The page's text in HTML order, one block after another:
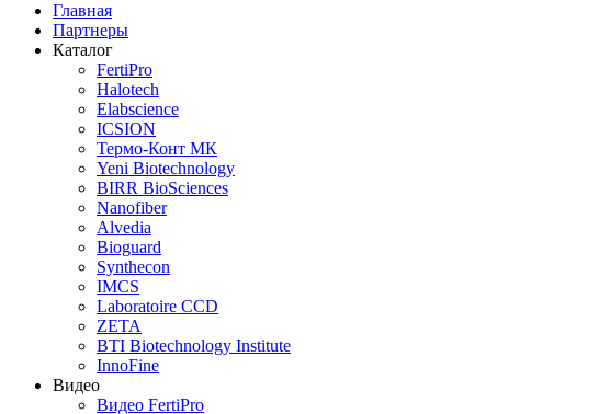
Главная
Партнеры
Каталог
FertiPro
Halotech
Elabscience
ICSION
Термо-Конт МК
Yeni Biotechnology
BIRR BioSciences
Nanofiber
Alvedia
Bioguard
Synthecon
IMCS
Laboratoire CCD
ZETA
BTI Biotechnology Institute
InnoFine
Видео
Видео FertiPro